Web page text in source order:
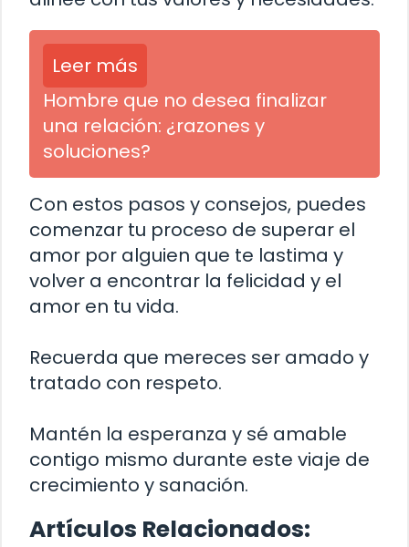
Leer más
Hombre que no desea finalizar
una relación: ¿razones y
soluciones?
Con estos pasos y consejos, puedes
comenzar tu proceso de superar el
amor por alguien que te lastima y
volver a encontrar la felicidad y el
amor en tu vida.
Recuerda que mereces ser amado y
tratado con respeto.
Mantén la esperanza y sé amable
contigo mismo durante este viaje de
crecimiento y sanación.
Artículos Relacionados: